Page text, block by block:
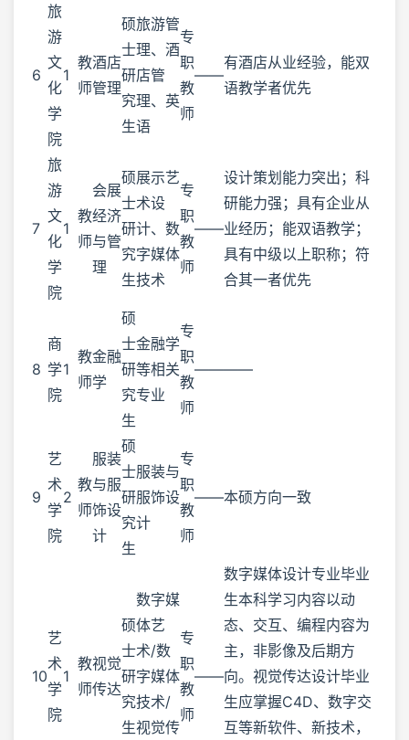
6
旅
游
文
化
学
院
1
教
师
酒店
管理
硕
士
研
究
生
旅游管
理、酒
店管
理、英
语
专
职
教
师
——
有酒店从业经验，能双
语教学者优先
7
旅
游
文
化
学
院
1
教
师
会展
经济
与管
理
硕
士
研
究
生
展示艺
术设
计、数
字媒体
技术
专
职
教
师
——
设计策划能力突出；科
研能力强；具有企业从
业经历；能双语教学；
具有中级以上职称；符
合其一者优先
8
商
学
院
1
教
师
金融
学
硕
士
研
究
生
金融学
等相关
专业
专
职
教
师
————
9
艺
术
学
院
2
教
师
服装
与服
饰设
计
硕
士
研
究
生
服装与
服饰设
计
专
职
教
师
——本硕方向一致
10
艺
术
学
院
1
教
师
视觉
传达
硕
士
研
究
生
数字媒
体艺
术/数
字媒体
技术/
视觉传
专
职
教
师
——
数字媒体设计专业毕业
生本科学习内容以动
态、交互、编程内容为
主，非影像及后期方
向。视觉传达设计毕业
生应掌握C4D、数字交
互等新软件、新技术，